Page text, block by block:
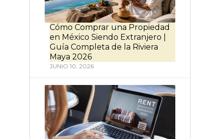
Cómo Comprar una Propiedad
en México Siendo Extranjero |
Guía Completa de la Riviera
Maya 2026
JUNIO 10, 2026